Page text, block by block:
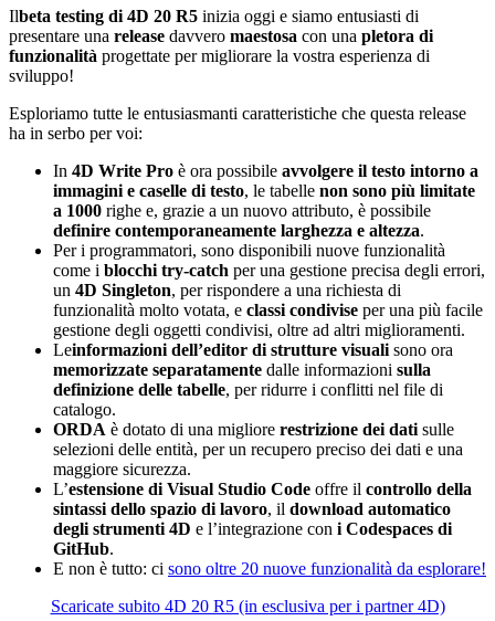
Ilbeta testing di 4D 20 R5 inizia oggi e siamo entusiasti di
presentare una release davvero maestosa con una pletora di
funzionalità progettate per migliorare la vostra esperienza di
sviluppo!
Esploriamo tutte le entusiasmanti caratteristiche che questa release
ha in serbo per voi:
In 4D Write Pro è ora possibile avvolgere il testo intorno a
immagini e caselle di testo, le tabelle non sono più limitate
a 1000 righe e, grazie a un nuovo attributo, è possibile
definire contemporaneamente larghezza e altezza.
Per i programmatori, sono disponibili nuove funzionalità
come i blocchi try-catch per una gestione precisa degli errori,
un 4D Singleton, per rispondere a una richiesta di
funzionalità molto votata, e classi condivise per una più facile
gestione degli oggetti condivisi, oltre ad altri miglioramenti.
Leinformazioni dell’editor di strutture visuali sono ora
memorizzate separatamente dalle informazioni sulla
definizione delle tabelle, per ridurre i conflitti nel file di
catalogo.
ORDA è dotato di una migliore restrizione dei dati sulle
selezioni delle entità, per un recupero preciso dei dati e una
maggiore sicurezza.
L’estensione di Visual Studio Code offre il controllo della
sintassi dello spazio di lavoro, il download automatico
degli strumenti 4D e l’integrazione con i Codespaces di
GitHub.
E non è tutto: ci sono oltre 20 nuove funzionalità da esplorare!
Scaricate subito 4D 20 R5 (in esclusiva per i partner 4D)